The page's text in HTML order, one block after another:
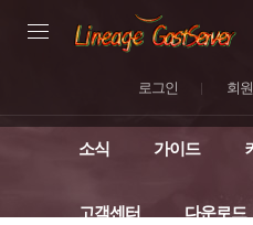
로그인 회
소식 가이드
고객센터 다운로드